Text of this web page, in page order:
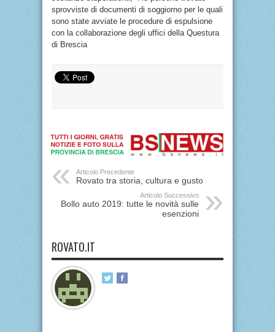
sprovviste di documenti di soggiorno per le quali
sono state avviate le procedure di espulsione
con la collaborazione degli uffici della Questura
di Brescia
Articolo Precedente
Rovato tra storia, cultura e gusto
Articolo Successivo
Bollo auto 2019: tutte le novità sulle
esenzioni
ROVATO.IT